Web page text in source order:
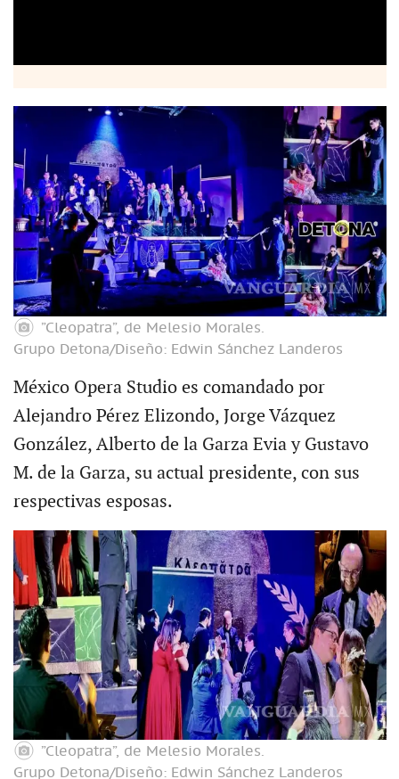
”Cleopatra”, de Melesio Morales.
Grupo Detona/Diseño: Edwin Sánchez Landeros
México Opera Studio es comandado por
Alejandro Pérez Elizondo, Jorge Vázquez
González, Alberto de la Garza Evia y Gustavo
M. de la Garza, su actual presidente, con sus
respectivas esposas.
”Cleopatra”, de Melesio Morales.
Grupo Detona/Diseño: Edwin Sánchez Landeros